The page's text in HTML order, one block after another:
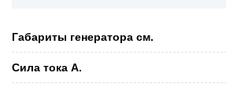
Габариты генератора см.
Сила тока А.